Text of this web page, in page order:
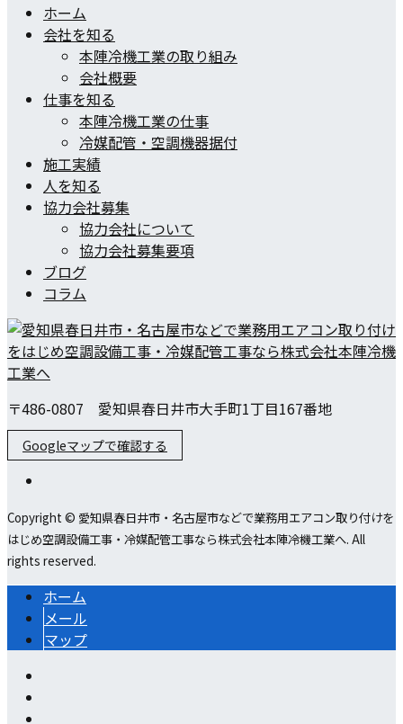
ホーム
会社を知る
本陣冷機工業の取り組み
会社概要
仕事を知る
本陣冷機工業の仕事
冷媒配管・空調機器据付
施工実績
人を知る
協力会社募集
協力会社について
協力会社募集要項
ブログ
コラム
〒486-0807 愛知県春日井市大手町1丁目167番地
Googleマップで確認する
Copyright © 愛知県春日井市・名古屋市などで業務用エアコン取り付けを
はじめ空調設備工事・冷媒配管工事なら株式会社本陣冷機工業へ. All
rights reserved.
ホーム
メール
マップ